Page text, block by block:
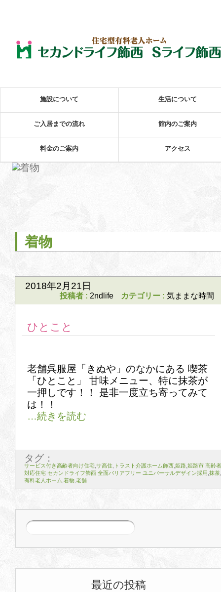
施設について 生活について
ご入居までの流れ 館内のご案内
料金のご案内 アクセス
着物
2018年2月21日
投稿者 : 2ndlife カテゴリー : 気ままな時間
ひとこと
老舗呉服屋「きぬや」のなかにある 喫茶
「ひとこと」 甘味メニュー、特に抹茶が
一押しです！！ 是非一度立ち寄ってみて
は！！
タグ：
サービス付き高齢者向け住宅 サ高住 トラスト介護ホーム飾西 姫路 姫路市 高齢者
対応住宅 セカンドライフ飾西 全面バリアフリー ユニバーサルデザイン採用 抹茶
有料老人ホーム 着物 老舗
最近の投稿